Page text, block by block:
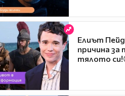
Елиът
причина
тялото